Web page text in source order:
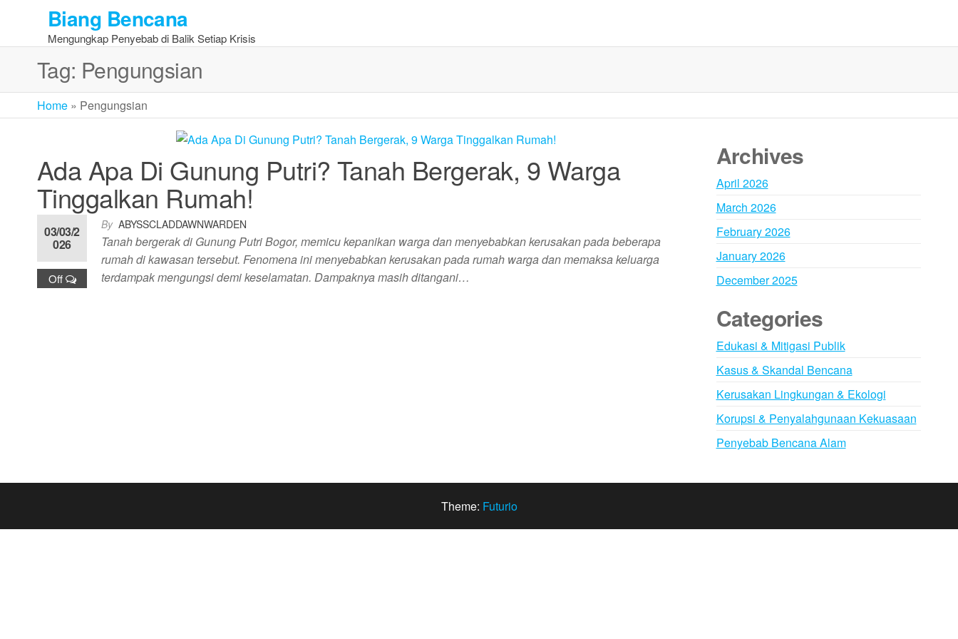
the
Biang Bencana
Mengungkap Penyebab di Balik Setiap Krisis
Tag: Pengungsian
Home » Pengungsian
Ada Apa Di Gunung Putri? Tanah Bergerak, 9 Warga
Tinggalkan Rumah!
By ABYSSCLADDAWNWARDEN
03/03/2
026
Off
Tanah bergerak di Gunung Putri Bogor, memicu kepanikan warga dan menyebabkan kerusakan pada beberapa
rumah di kawasan tersebut. Fenomena ini menyebabkan kerusakan pada rumah warga dan memaksa keluarga
terdampak mengungsi demi keselamatan. Dampaknya masih ditangani…
Archives
April 2026
March 2026
February 2026
January 2026
December 2025
Categories
Edukasi & Mitigasi Publik
Kasus & Skandal Bencana
Kerusakan Lingkungan & Ekologi
Korupsi & Penyalahgunaan Kekuasaan
Penyebab Bencana Alam
Theme: Futurio